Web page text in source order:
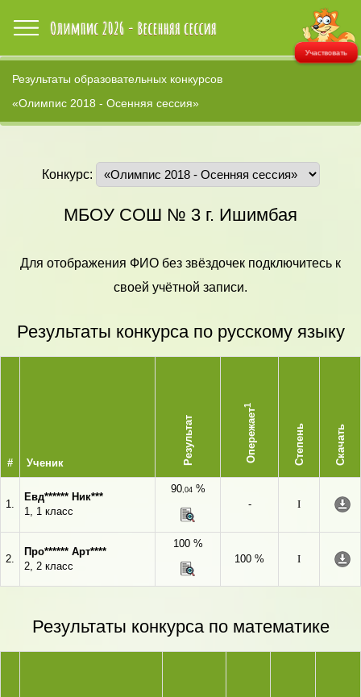
Участвовать
Результаты образовательных конкурсов
«Олимпис 2018 - Осенняя сессия»
Конкурс:
МБОУ СОШ № 3 г. Ишимбая
Для отображения ФИО без звёздочек подключитесь к
своей учётной записи.
Результаты конкурса по русскому языку
# Ученик Результат Опережает
1
Степень Скачать
1.
Евд****** Ник***
1, 1 класс
90,04%
-
I
2.
Про****** Арт****
2, 2 класс
100 %
100 %
I
Результаты конкурса по математике